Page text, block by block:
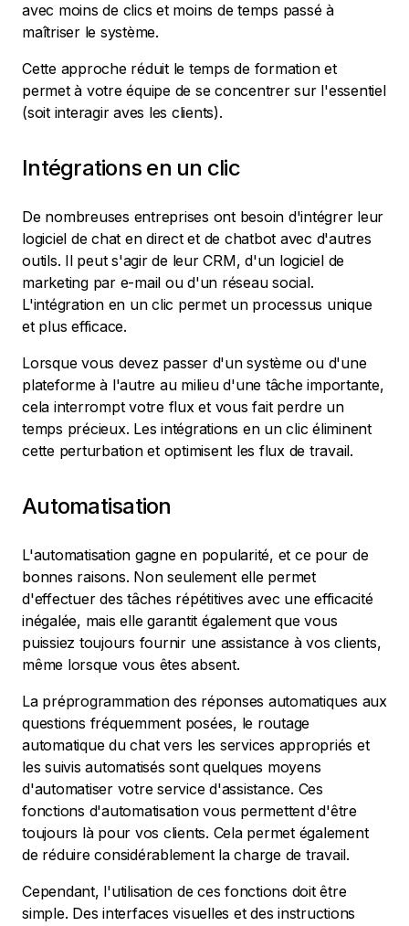
avec moins de clics et moins de temps passé à
maîtriser le système.
Cette approche réduit le temps de formation et
permet à votre équipe de se concentrer sur l'essentiel
(soit interagir aves les clients).
Intégrations en un clic
De nombreuses entreprises ont besoin d'intégrer leur
logiciel de chat en direct et de chatbot avec d'autres
outils. Il peut s'agir de leur CRM, d'un logiciel de
marketing par e-mail ou d'un réseau social.
L'intégration en un clic permet un processus unique
et plus efficace.
Lorsque vous devez passer d'un système ou d'une
plateforme à l'autre au milieu d'une tâche importante,
cela interrompt votre flux et vous fait perdre un
temps précieux. Les intégrations en un clic éliminent
cette perturbation et optimisent les flux de travail.
Automatisation
L'automatisation gagne en popularité, et ce pour de
bonnes raisons. Non seulement elle permet
d'effectuer des tâches répétitives avec une efficacité
inégalée, mais elle garantit également que vous
puissiez toujours fournir une assistance à vos clients,
même lorsque vous êtes absent.
La préprogrammation des réponses automatiques aux
questions fréquemment posées, le routage
automatique du chat vers les services appropriés et
les suivis automatisés sont quelques moyens
d'automatiser votre service d'assistance. Ces
fonctions d'automatisation vous permettent d'être
toujours là pour vos clients. Cela permet également
de réduire considérablement la charge de travail.
Cependant, l'utilisation de ces fonctions doit être
simple. Des interfaces visuelles et des instructions